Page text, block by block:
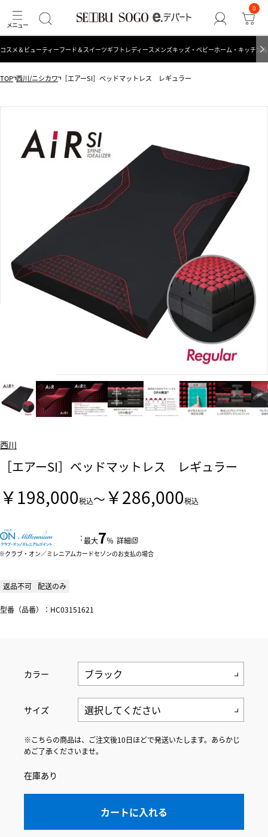
0
コスメ＆ビューティーフード＆スイーツギフト レディース メンズキッズ・ベビーホーム・キッチン
TOP 西川/ニシカワ ［エアーSI］ベッドマットレス レギュラー
西川
［エアーSI］ベッドマットレス レギュラー
￥198,000税込～ ￥286,000税込
：最大7％ 詳細
クラブ・オン／ミレニアムカードセゾンのお支払の場合
返品不可 配送のみ
型番（品番）：HC03151621
カラー
サイズ
※こちらの商品は、ご注文後10日ほどで発送いたします。あらかじ
めご了承くださいませ。
在庫あり
カートに入れる